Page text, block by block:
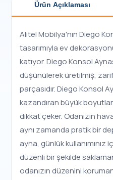
Ürün Açıklaması
Alitel Mobilya'nın Diego
tasarımıyla ev
katıyor. Diego Konsol
düşünülerek üretilmiş, zarif
parçasıdır. Diego Konsol
kazandıran büyük
dikkat çeker. Odanızın
aynı zamanda pratik bir
ayna, günlük kullanımınız
düzenli bir şekilde
odanızın düzenini